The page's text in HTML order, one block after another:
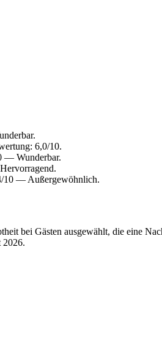
6,0/10.
— Wunderbar.
10 — Außergewöhnlich.
bei Gästen ausgewählt, die eine
2026.